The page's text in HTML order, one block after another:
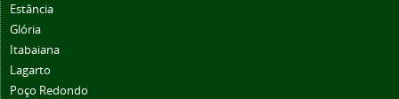
Estância
Glória
Itabaiana
Lagarto
Poço Redondo